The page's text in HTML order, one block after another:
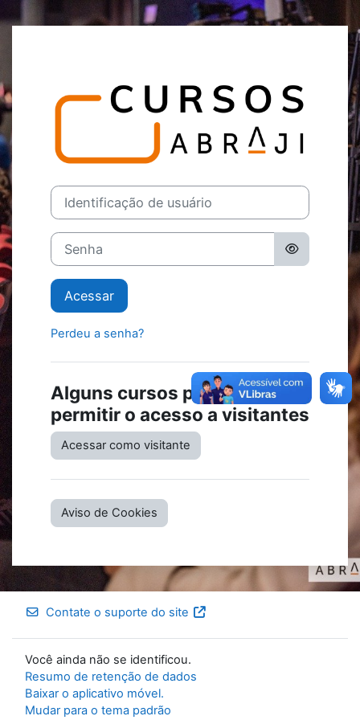
Ir para o conteúdo principal
Acesso a
Identificação de usuário
Senha
Acessar
Perdeu a senha?
Alguns cursos podem
permitir o acesso a visitantes
Acessar como visitante
Aviso de Cookies
Contate o suporte do site
Você ainda não se identificou.
Resumo de retenção de dados
Baixar o aplicativo móvel.
Mudar para o tema padrão